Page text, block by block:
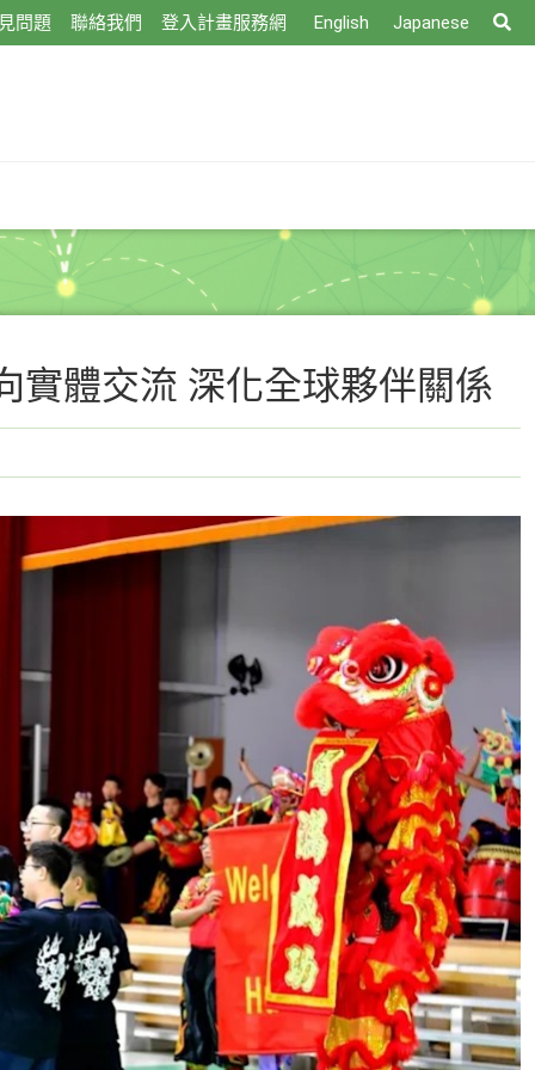
問題 聯絡我們 登入計畫服務網 English Japanese
尋
實體交流 深化全球夥伴關係